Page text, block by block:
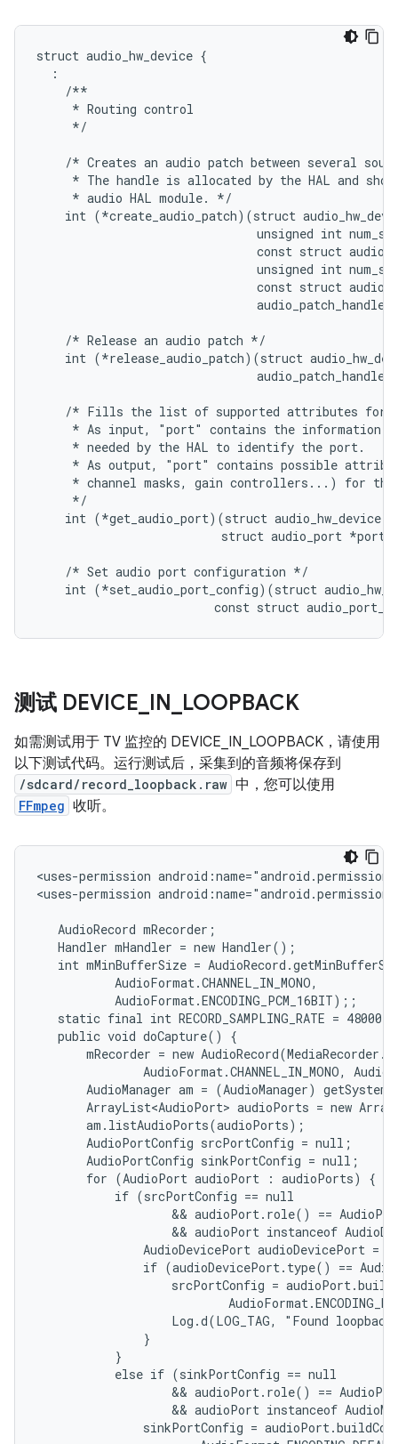
struct audio_hw_device {
  :
    /**
     * Routing control
     */
/* Creates an audio patch between several
* The handle is allocated by the HAL and
     * audio HAL module. */
int (*create_audio_patch)(struct
unsigned int
const struct
unsigned int
const struct
    /* Release an audio patch */
int (*release_audio_patch)(struct
/* Fills the list of supported attributes for
* As input, "port" contains the information
     * needed by the HAL to identify the port.
* As output, "port" contains possible
* channel masks, gain controllers...) for
     */
int (*get_audio_port)(struct audio_hw_device
struct audio_port
    /* Set audio port configuration */
int (*set_audio_port_config)(struct
测试 DEVICE IN LOOPBACK
如需测试用于 TV 监控的 DEVICE_IN_LOOPBACK，请使用
以下测试代码。运行测试后，采集到的音频将保存到
/sdcard/record_loopback.raw 中，您可以使用
FFmpeg 收听。
<uses-permission
<uses-permission
   AudioRecord mRecorder;
   Handler mHandler = new Handler();
int mMinBufferSize =
           AudioFormat.CHANNEL_IN_MONO,
           AudioFormat.ENCODING_PCM_16BIT);;
   static final int RECORD_SAMPLING_RATE = 48000;
   public void doCapture() {
mRecorder = new
AudioFormat.CHANNEL_IN_MONO,
AudioManager am = (AudioManager)
ArrayList<AudioPort> audioPorts = new
       am.listAudioPorts(audioPorts);
       AudioPortConfig srcPortConfig = null;
       AudioPortConfig sinkPortConfig = null;
       for (AudioPort audioPort : audioPorts) {
           if (srcPortConfig == null
&& audioPort.role() ==
&& audioPort instanceof
AudioDevicePort audioDevicePort =
if (audioDevicePort.type() ==
srcPortConfig =
Log.d(LOG_TAG, "Found
               }
           }
           else if (sinkPortConfig == null
&& audioPort.role() ==
&& audioPort instanceof
sinkPortConfig =